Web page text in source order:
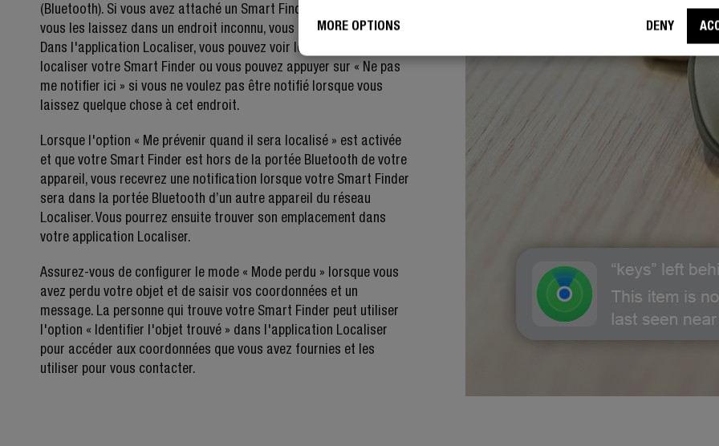
MORE OPTIONS DENY
(Bluetooth). Si vous avez attaché un Smart Finder à vos clés et que
vous les laissez dans un endroit inconnu, vous en serez averti.
Dans l'application Localiser, vous pouvez voir les directions pour
localiser votre Smart Finder ou vous pouvez appuyer sur « Ne pas
me notifier ici » si vous ne voulez pas être notifié lorsque vous
laissez quelque chose à cet endroit.
Lorsque l'option « Me prévenir quand il sera localisé » est activée
et que votre Smart Finder est hors de la portée Bluetooth de votre
appareil, vous recevrez une notification lorsque votre Smart Finder
sera dans la portée Bluetooth d’un autre appareil du réseau
Localiser. Vous pourrez ensuite trouver son emplacement dans
votre application Localiser.
Assurez-vous de configurer le mode « Mode perdu » lorsque vous
avez perdu votre objet et de saisir vos coordonnées et un
message. La personne qui trouve votre Smart Finder peut utiliser
l'option « Identifier l'objet trouvé » dans l'application Localiser
pour accéder aux coordonnées que vous avez fournies et les
utiliser pour vous contacter.